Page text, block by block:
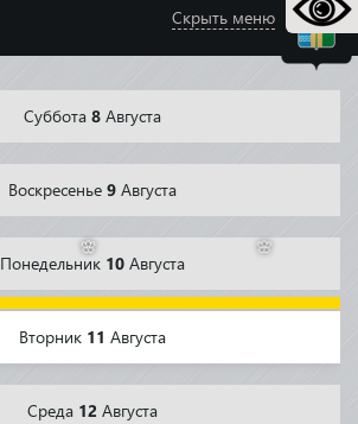
Скрыть меню
🌸 🌸
Суббота 8 Августа
Воскресенье 9 Августа
Понедельник 10 Августа
Вторник 11 Августа
Среда 12 Августа